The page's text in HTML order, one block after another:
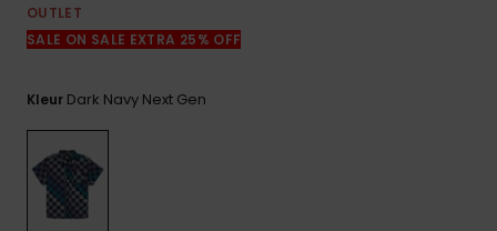
OUTLET
SALE ON SALE EXTRA 25% OFF
Kleur Dark Navy Next Gen